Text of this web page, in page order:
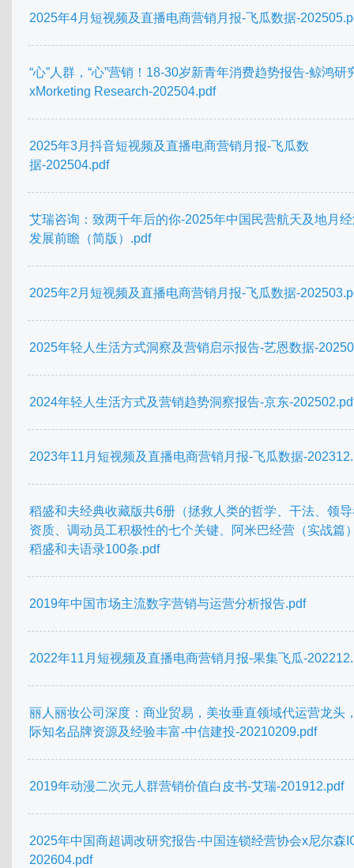
2025年4月短视频及直播电商营销月报-飞瓜数据-
“心”人群，“心”营销！18-30岁新青年消费趋势报告-鲸鸿研
xMorketing Research-202504.pdf
2025年3月抖音短视频及直播电商营销月报-飞瓜数
据-202504.pdf
艾瑞咨询：致两千年后的你-2025年中国民营航天及地月
发展前瞻（简版）.pdf
2025年2月短视频及直播电商营销月报-飞瓜数据-
2025年轻人生活方式洞察及营销启示报告-艺恩数据-
2024年轻人生活方式及营销趋势洞察报告-京东-
2023年11月短视频及直播电商营销月报-飞瓜数据-
稻盛和夫经典收藏版共6册（拯救人类的哲学、干法、领
资质、调动员工积极性的七个关键、阿米巴经营（实战篇
稻盛和夫语录100条.pdf
2019年中国市场主流数字营销与运营分析报告.pdf
2022年11月短视频及直播电商营销月报-果集飞瓜-
丽人丽妆公司深度：商业贸易，美妆垂直领域代运营龙头
际知名品牌资源及经验丰富-中信建投-20210209.pdf
2019年动漫二次元人群营销价值白皮书-艾瑞-201912.pdf
2025年中国商超调改研究报告-中国连锁经营协会x尼尔森
202604.pdf